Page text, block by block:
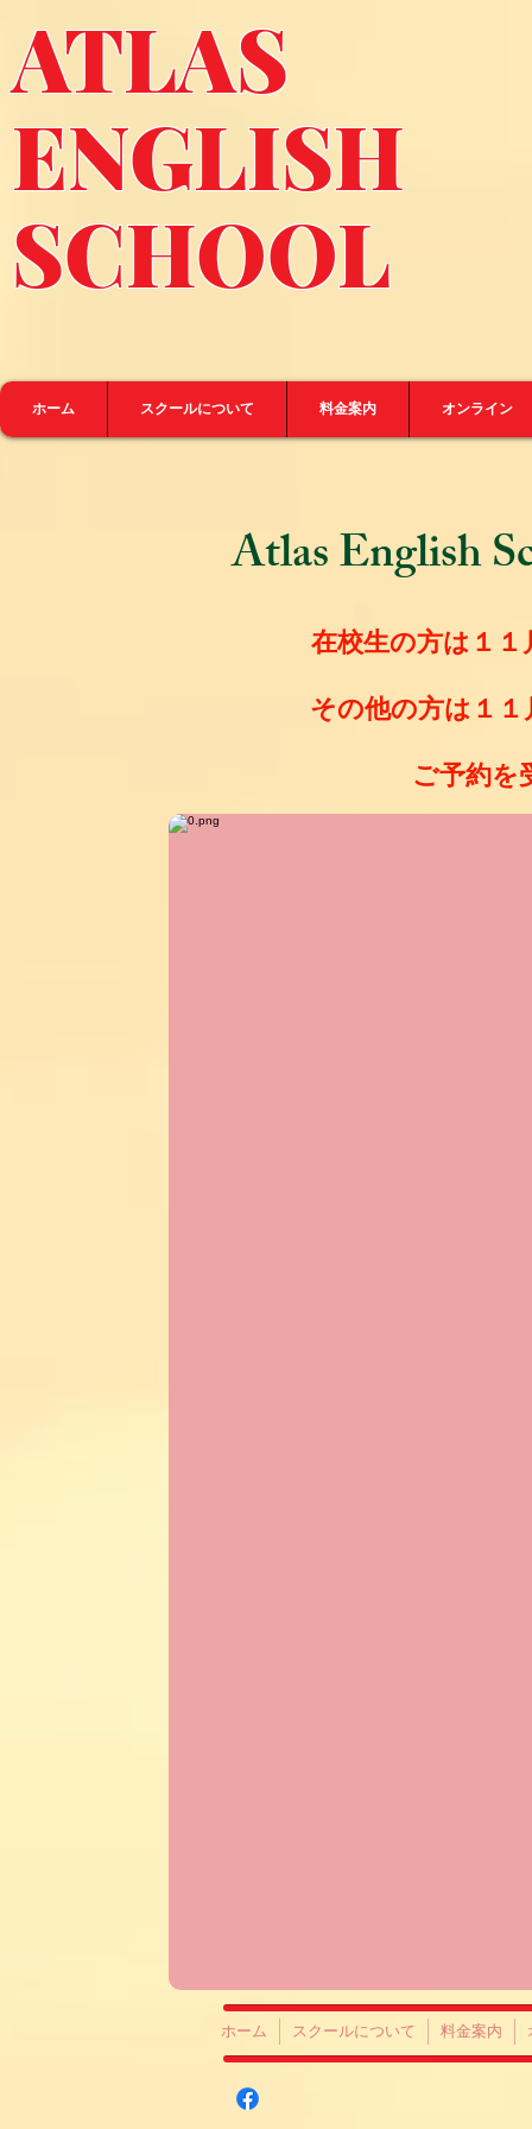
ENGLISH
SCHOOL
ホーム スクールについて 料金案内 オンライン
Atlas English
在校生の方は１１
その他の方は１１
ご予約
ホーム スクールについて 料金案内